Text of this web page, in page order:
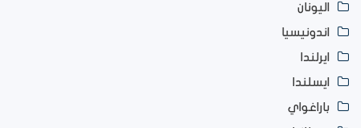
اليونان
اندونيسيا
ايرلندا
ايسلندا
باراغواي